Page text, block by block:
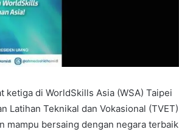
ketiga di WorldSkills Asia (WSA) Taipei
Latihan Teknikal dan Vokasional (TVET)
mampu bersaing dengan negara terbaik